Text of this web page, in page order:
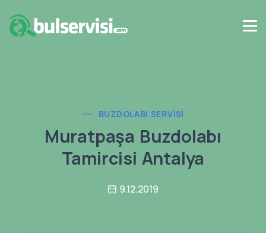
BUZDOLABI SERVISI
Muratpaşa Buzdolabı
Tamircisi Antalya
9.12.2019